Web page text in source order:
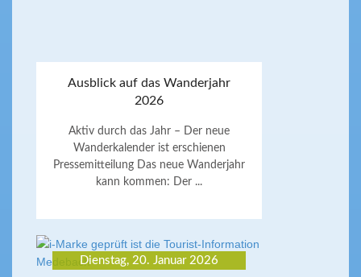
Ausblick auf das Wanderjahr
2026
Aktiv durch das Jahr – Der neue
Wanderkalender ist erschienen
Pressemitteilung Das neue Wanderjahr
kann kommen: Der ...
Dienstag, 20. Januar 2026